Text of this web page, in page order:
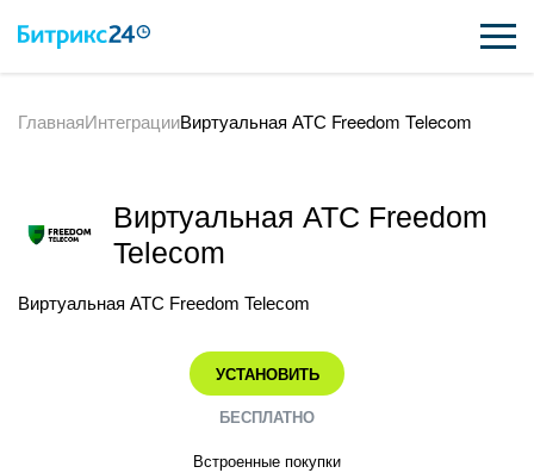
ВОЗМОЖНОСТИ
ИНТЕГРАЦИИ
ГлавнаяИнтеграцииВиртуальная АТС Freedom Telecom
Виртуальная АТС Freedom
Telecom
Виртуальная АТС Freedom Telecom
УСТАНОВИТЬ
БЕСПЛАТНО
Встроенные покупки